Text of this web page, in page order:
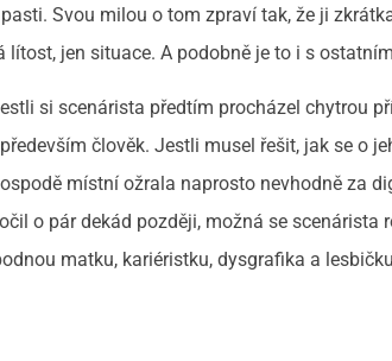
Svou milou o tom zpraví tak, že ji
jen situace. A podobně je to i s
si scenárista předtím procházel chytrou
člověk. Jestli musel řešit, jak se o
místní ožrala naprosto nevhodně za
o pár dekád později, možná se scenárista
matku, kariéristku, dysgrafika a